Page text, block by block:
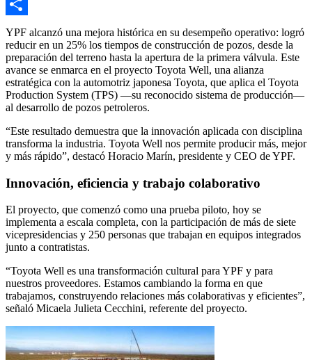
Email
Compartir
YPF alcanzó una mejora histórica en su desempeño operativo: logró
reducir en un 25% los tiempos de construcción de pozos, desde la
preparación del terreno hasta la apertura de la primera válvula. Este
avance se enmarca en el proyecto Toyota Well, una alianza
estratégica con la automotriz japonesa Toyota, que aplica el Toyota
Production System (TPS) —su reconocido sistema de producción—
al desarrollo de pozos petroleros.
“Este resultado demuestra que la innovación aplicada con disciplina
transforma la industria. Toyota Well nos permite producir más, mejor
y más rápido”, destacó Horacio Marín, presidente y CEO de YPF.
Innovación, eficiencia y trabajo colaborativo
El proyecto, que comenzó como una prueba piloto, hoy se
implementa a escala completa, con la participación de más de siete
vicepresidencias y 250 personas que trabajan en equipos integrados
junto a contratistas.
“Toyota Well es una transformación cultural para YPF y para
nuestros proveedores. Estamos cambiando la forma en que
trabajamos, construyendo relaciones más colaborativas y eficientes”,
señaló Micaela Julieta Cecchini, referente del proyecto.